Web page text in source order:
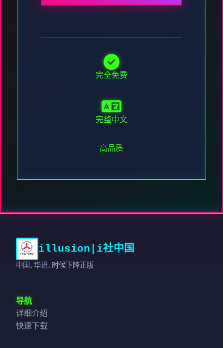
完全免费
完整中文
高品质
illusion|i社中国
中国,华语,时候下降正版
导航
详细介绍
快速下载